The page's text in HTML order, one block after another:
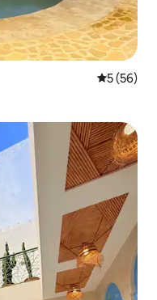
5 av 5 i
5 (56)